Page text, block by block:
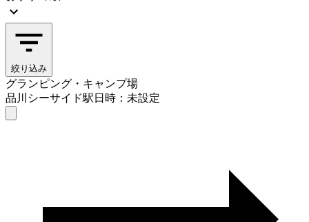
絞り込み
グランピング・キャンプ場
品川シーサイド駅日時：未設定